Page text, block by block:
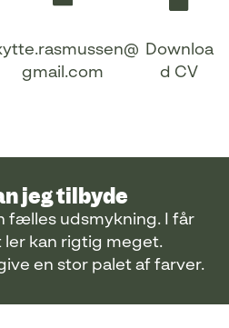
gmail.com
Downloa
d CV
jeg tilbyde
fælles udsmykning. I får
ler kan rigtig meget.
en stor palet af farver.